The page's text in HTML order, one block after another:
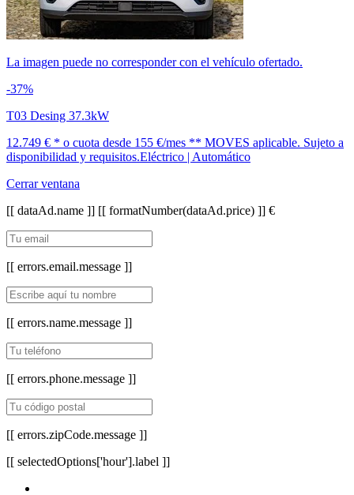
La imagen puede no corresponder con el vehículo ofertado.
-37%
T03 Desing 37.3kW
12.749 € * o cuota desde 155 €/mes ** MOVES aplicable. Sujeto a
disponibilidad y requisitos.Eléctrico | Automático
Cerrar ventana
[[ dataAd.name ]] [[ formatNumber(dataAd.price) ]] €
[[ errors.email.message ]]
[[ errors.name.message ]]
[[ errors.phone.message ]]
[[ errors.zipCode.message ]]
[[ selectedOptions['hour'].label ]]